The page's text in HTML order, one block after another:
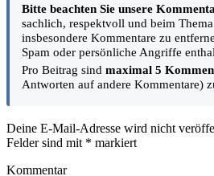
Bitte beachten Sie unsere
sachlich, respektvoll und beim
insbesondere Kommentare zu
Spam oder persönliche Angriffe
Pro Beitrag sindmaximal 5
Antworten auf andere Kommentare)
Deine E-Mail-Adresse wird nicht
Felder sind mit * markiert
Kommentar